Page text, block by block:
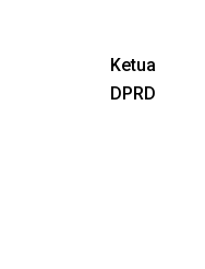
Ketua
DPRD